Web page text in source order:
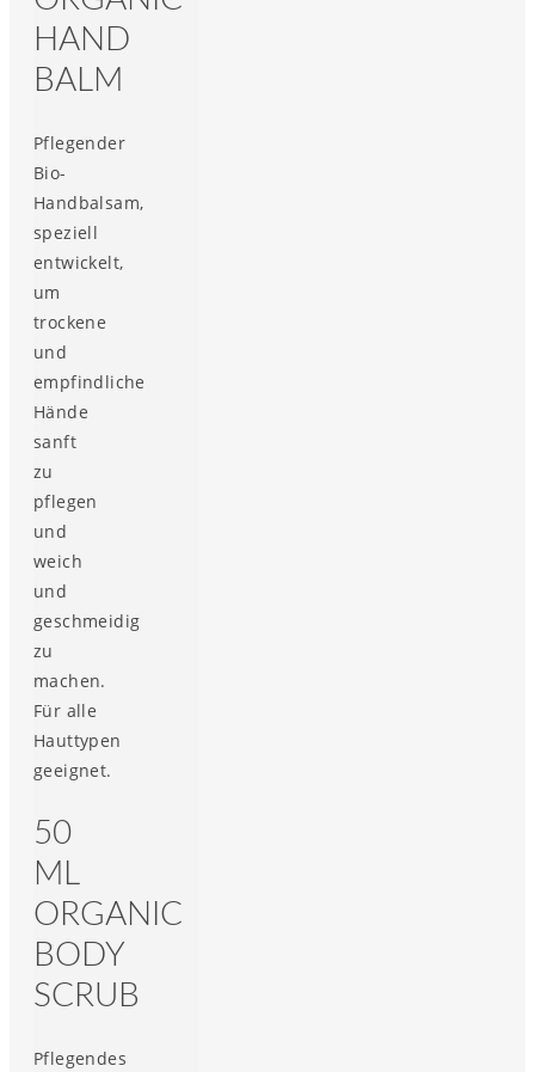
HAND
BALM
Pflegender
Bio-
Handbalsam,
speziell
entwickelt,
um
trockene
und
empfindliche
Hände
sanft
zu
pflegen
und
weich
und
geschmeidig
zu
machen.
Für alle
Hauttypen
geeignet.
50
ML
ORGANIC
BODY
SCRUB
Pflegendes